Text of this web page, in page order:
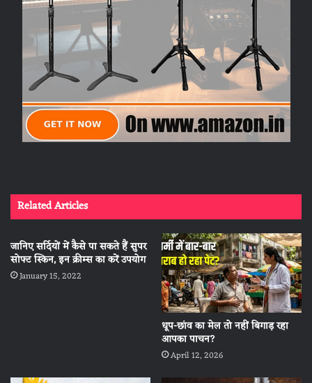
Related Articles
जानिए सर्दियों में कैसे पा सकते हैं सुपर
सोफ्ट स्किन, इन क्रीम्स का करें उपयोग
January 15, 2022
धूप-छांव का मेल तो नहीं बिगाड़ रहा
आपका पाचन?
April 12, 2026